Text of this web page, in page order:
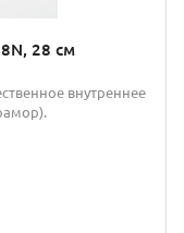
28 см
внутреннее